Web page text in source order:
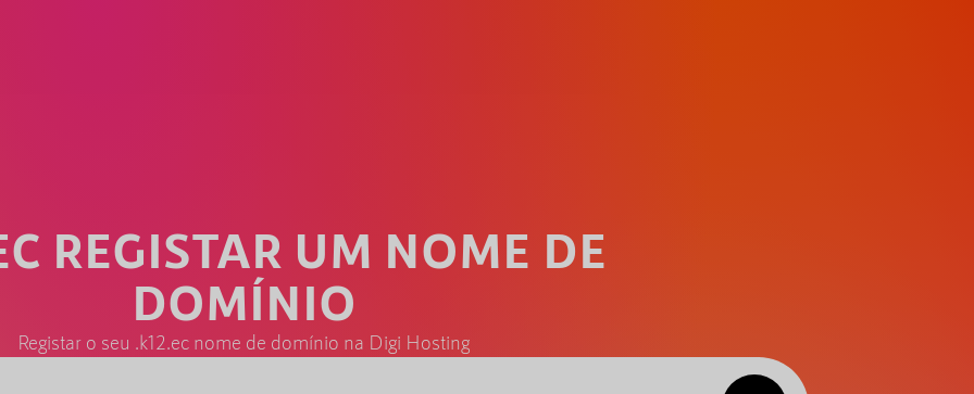
REGISTAR UM NOME DE
DOMÍNIO
Registar o seu .k12.ec nome de domínio na Digi Hosting